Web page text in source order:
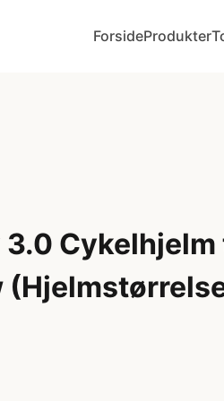
ForsideProdukter
Cykelhjelm